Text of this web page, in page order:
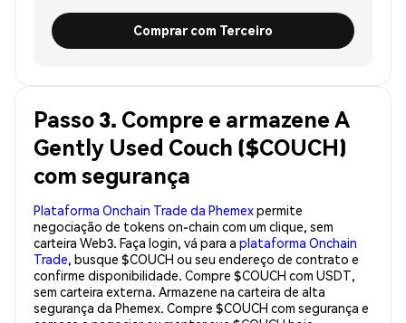
Comprar com Terceiro
Passo 3. Compre e armazene A
Gently Used Couch ($COUCH)
com segurança
Plataforma Onchain Trade da Phemexpermite
negociação de tokens on-chain com um clique, sem
carteira Web3. Faça login, vá para a plataforma Onchain
Trade, busque $COUCH ou seu endereço de contrato e
confirme disponibilidade. Compre $COUCH com USDT,
sem carteira externa. Armazene na carteira de alta
segurança da Phemex. Compre $COUCH com segurança e